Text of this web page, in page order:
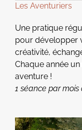
Les Aventuriers
Une pratique
pour développer
créativité,
Chaque année
aventure !
1 séance par mois